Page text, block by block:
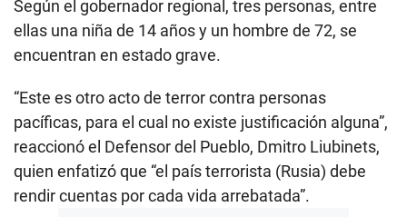
Según el gobernador regional, tres personas, entre
ellas una niña de 14 años y un hombre de 72, se
encuentran en estado grave.
“Este es otro acto de terror contra personas
pacíficas, para el cual no existe justificación alguna”,
reaccionó el Defensor del Pueblo, Dmitro Liubinets,
quien enfatizó que “el país terrorista (Rusia) debe
rendir cuentas por cada vida arrebatada”.